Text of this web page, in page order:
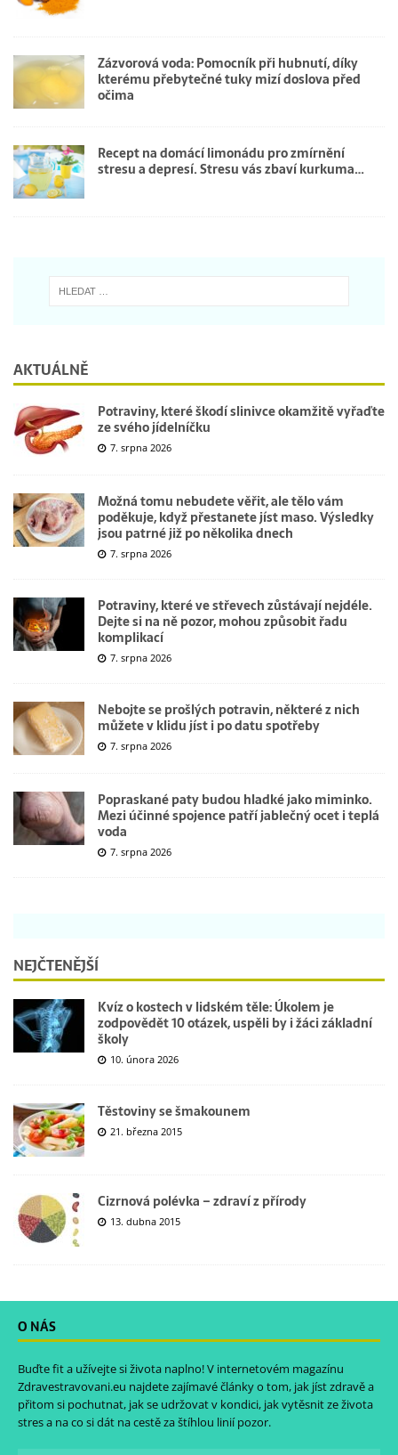
Zázvorová voda: Pomocník při hubnutí, díky
kterému přebytečné tuky mizí doslova před
očima
Recept na domácí limonádu pro zmírnění
stresu a depresí. Stresu vás zbaví kurkuma…
AKTUÁLNĚ
Potraviny, které škodí slinivce okamžitě vyřaďte
ze svého jídelníčku
7. srpna 2026
Možná tomu nebudete věřit, ale tělo vám
poděkuje, když přestanete jíst maso. Výsledky
jsou patrné již po několika dnech
7. srpna 2026
Potraviny, které ve střevech zůstávají nejdéle.
Dejte si na ně pozor, mohou způsobit řadu
komplikací
7. srpna 2026
Nebojte se prošlých potravin, některé z nich
můžete v klidu jíst i po datu spotřeby
7. srpna 2026
Popraskané paty budou hladké jako miminko.
Mezi účinné spojence patří jablečný ocet i teplá
voda
7. srpna 2026
NEJČTENĚJŠÍ
Kvíz o kostech v lidském těle: Úkolem je
zodpovědět 10 otázek, uspěli by i žáci základní
školy
10. února 2026
Těstoviny se šmakounem
21. března 2015
Cizrnová polévka – zdraví z přírody
13. dubna 2015
O NÁS
Buďte fit a užívejte si života naplno! V internetovém magazínu
Zdravestravovani.eu najdete zajímavé články o tom, jak jíst zdravě a
přitom si pochutnat, jak se udržovat v kondici, jak vytěsnit ze života
stres a na co si dát na cestě za štíhlou linií pozor.